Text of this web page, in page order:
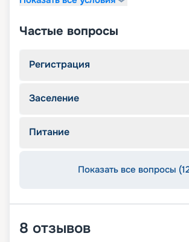
Частые вопросы
Регистрация
Заселение
Питание
Показать все вопросы
8 отзывов